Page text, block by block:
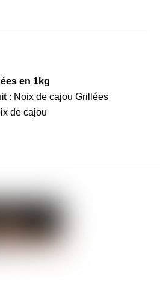
en 1kg
: Noix de cajou Grillées
de cajou